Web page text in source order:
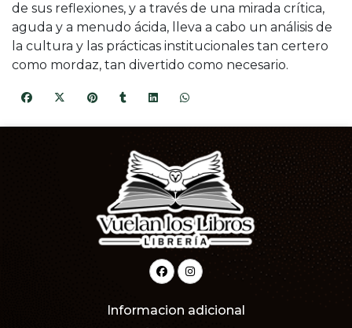
de sus reflexiones, y a través de una mirada crítica,
aguda y a menudo ácida, lleva a cabo un análisis de
la cultura y las prácticas institucionales tan certero
como mordaz, tan divertido como necesario.
Informacion adicional